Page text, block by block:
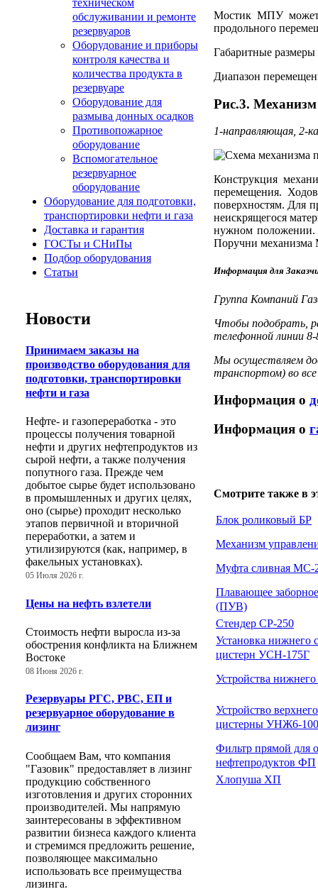
техническом
обслуживании и ремонте
резервуаров
Оборудование и приборы
контроля качества и
количества продукта в
резервуаре
Оборудование для
размыва донных осадков
Противопожарное
оборудование
Вспомогательное
резервуарное
оборудование
Оборудование для подготовки,
транспортировки нефти и газа
Доставка и гарантия
ГОСТы и СНиПы
Подбор оборудования
Статьи
Новости
Принимаем заказы на
производство оборудования для
подготовки, транспортировки
нефти и газа
Нефте- и газопереработка - это
процессы получения товарной
нефти и других нефтепродуктов из
сырой нефти, а также получения
попутного газа. Прежде чем
добытое сырье будет использовано
в промышленных и других целях,
оно (сырье) проходит несколько
этапов первичной и вторичной
переработки, а затем и
утилизируются (как, например, в
факельных установках).
05 Июля 2026 г.
Цены на нефть взлетели
Стоимость нефти выросла из-за
обострения конфликта на Ближнем
Востоке
08 Июня 2026 г.
Резервуары РГС, РВС, ЕП и
резервуарное оборудование в
лизинг
Сообщаем Вам, что компания
"Газовик" предоставляет в лизинг
продукцию собственного
изготовления и других сторонних
производителей. Мы напрямую
заинтересованы в эффективном
развитии бизнеса каждого клиента
и стремимся предложить решение,
позволяющее максимально
использовать все преимущества
лизинга.
Мостик МПУ может
продольного
Габаритные
Диапазон
Рис.3.
1-направляющая, 2-
Конструкция
перемещения.
поверхностям. Для
неискрящегося
нужном
Поручни механизма
Информация для
Группа Компаний
Чтобы подобрать,
телефонной линии 8-
Мы осуществляем
транспортом) во
Информация о
Информация о
Смотрите также в
Блок роликовый БР
Механизм
Муфта сливная МС-
Плавающее
(ПУВ)
Стендер СР-250
Установка нижнего
цистерн УСН-175Г
Устройства
Устройство
цистерны УНЖ6-
Фильтр прямой для
нефтепродуктов ФП
Хлопуша ХП